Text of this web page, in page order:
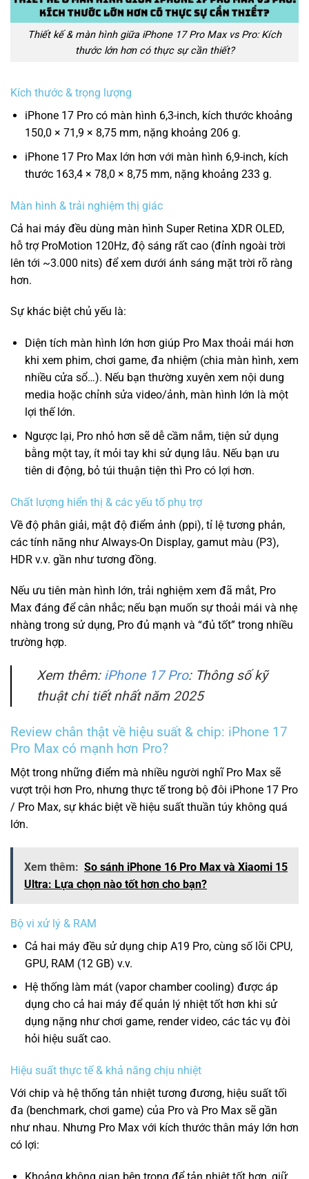
Thiết kế & màn hình giữa iPhone 17 Pro Max vs Pro: Kích
thước lớn hơn có thực sự cần thiết?
Kích thước & trọng lượng
iPhone 17 Pro có màn hình 6,3-inch, kích thước khoảng
150,0 × 71,9 × 8,75 mm, nặng khoảng 206 g.
iPhone 17 Pro Max lớn hơn với màn hình 6,9-inch, kích
thước 163,4 × 78,0 × 8,75 mm, nặng khoảng 233 g.
Màn hình & trải nghiệm thị giác
Cả hai máy đều dùng màn hình Super Retina XDR OLED,
hỗ trợ ProMotion 120Hz, độ sáng rất cao (đỉnh ngoài trời
lên tới ~3.000 nits) để xem dưới ánh sáng mặt trời rõ ràng
hơn.
Sự khác biệt chủ yếu là:
Diện tích màn hình lớn hơn giúp Pro Max thoải mái hơn
khi xem phim, chơi game, đa nhiệm (chia màn hình, xem
nhiều cửa sổ…). Nếu bạn thường xuyên xem nội dung
media hoặc chỉnh sửa video/ảnh, màn hình lớn là một
lợi thế lớn.
Ngược lại, Pro nhỏ hơn sẽ dễ cầm nắm, tiện sử dụng
bằng một tay, ít mỏi tay khi sử dụng lâu. Nếu bạn ưu
tiên di động, bỏ túi thuận tiện thì Pro có lợi hơn.
Chất lượng hiển thị & các yếu tố phụ trợ
Về độ phân giải, mật độ điểm ảnh (ppi), tỉ lệ tương phản,
các tính năng như Always-On Display, gamut màu (P3),
HDR v.v. gần như tương đồng.
Nếu ưu tiên màn hình lớn, trải nghiệm xem đã mắt, Pro
Max đáng để cân nhắc; nếu bạn muốn sự thoải mái và nhẹ
nhàng trong sử dụng, Pro đủ mạnh và “đủ tốt” trong nhiều
trường hợp.
Xem thêm: iPhone 17 Pro: Thông số kỹ
thuật chi tiết nhất năm 2025
Review chân thật về hiệu suất & chip: iPhone 17
Pro Max có mạnh hơn Pro?
Một trong những điểm mà nhiều người nghĩ Pro Max sẽ
vượt trội hơn Pro, nhưng thực tế trong bộ đôi iPhone 17 Pro
/ Pro Max, sự khác biệt về hiệu suất thuần túy không quá
lớn.
Xem thêm: So sánh iPhone 16 Pro Max và Xiaomi 15
Ultra: Lựa chọn nào tốt hơn cho bạn?
Bộ vi xử lý & RAM
Cả hai máy đều sử dụng chip A19 Pro, cùng số lõi CPU,
GPU, RAM (12 GB) v.v.
Hệ thống làm mát (vapor chamber cooling) được áp
dụng cho cả hai máy để quản lý nhiệt tốt hơn khi sử
dụng nặng như chơi game, render video, các tác vụ đòi
hỏi hiệu suất cao.
Hiệu suất thực tế & khả năng chịu nhiệt
Với chip và hệ thống tản nhiệt tương đương, hiệu suất tối
đa (benchmark, chơi game) của Pro và Pro Max sẽ gần
như nhau. Nhưng Pro Max với kích thước thân máy lớn hơn
có lợi: